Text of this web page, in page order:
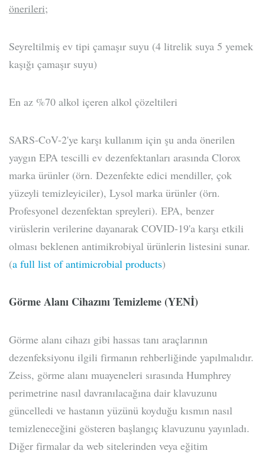
önerileri;
Seyreltilmiş ev tipi çamaşır suyu (4 litrelik suya 5 yemek
kaşığı çamaşır suyu)
En az %70 alkol içeren alkol çözeltileri
SARS-CoV-2'ye karşı kullanım için şu anda önerilen
yaygın EPA tescilli ev dezenfektanları arasında Clorox
marka ürünler (örn. Dezenfekte edici mendiller, çok
yüzeyli temizleyiciler), Lysol marka ürünler (örn.
Profesyonel dezenfektan spreyleri). EPA, benzer
virüslerin verilerine dayanarak COVID-19'a karşı etkili
olması beklenen antimikrobiyal ürünlerin listesini sunar.
(a full list of antimicrobial products)
Görme Alanı Cihazını Temizleme (YENİ)
Görme alanı cihazı gibi hassas tanı araçlarının
dezenfeksiyonu ilgili firmanın rehberliğinde yapılmalıdır.
Zeiss, görme alanı muayeneleri sırasında Humphrey
perimetrine nasıl davranılacağına dair klavuzunu
güncelledi ve hastanın yüzünü koyduğu kısmın nasıl
temizleneceğini gösteren başlangıç klavuzunu yayınladı.
Diğer firmalar da web sitelerinden veya eğitim